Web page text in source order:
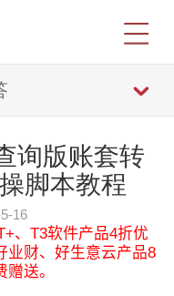
询版账套转
脚本教程
5-16
、T3软件产品4折优
业财、好生意云产品8
送。